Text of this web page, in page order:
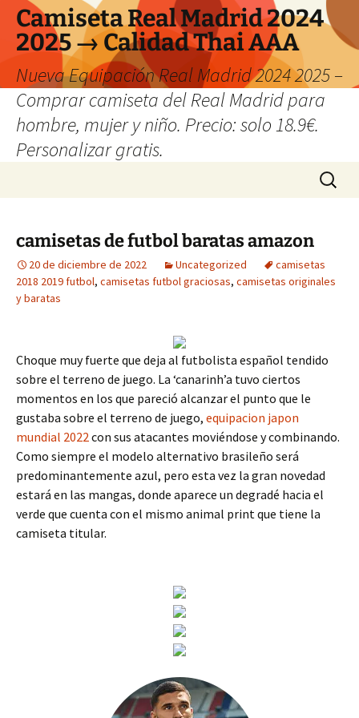
Camiseta Real Madrid 2024
2025 → Calidad Thai AAA
Nueva Equipación Real Madrid 2024 2025 –
Comprar camiseta del Real Madrid para
hombre, mujer y niño. Precio: solo 18.9€.
Personalizar gratis.
Buscar:
camisetas de futbol baratas amazon
20 de diciembre de 2022 Uncategorized
camisetas
2018 2019 futbol, camisetas futbol graciosas, camisetas originales
y baratas
Choque muy fuerte que deja al futbolista español tendido
sobre el terreno de juego. La ‘canarinh’a tuvo ciertos
momentos en los que pareció alcanzar el punto que le
gustaba sobre el terreno de juego, equipacion japon
mundial 2022con sus atacantes moviéndose y combinando.
Como siempre el modelo alternativo brasileño será
predominantemente azul, pero esta vez la gran novedad
estará en las mangas, donde aparece un degradé hacia el
verde que cuenta con el mismo animal print que tiene la
camiseta titular.